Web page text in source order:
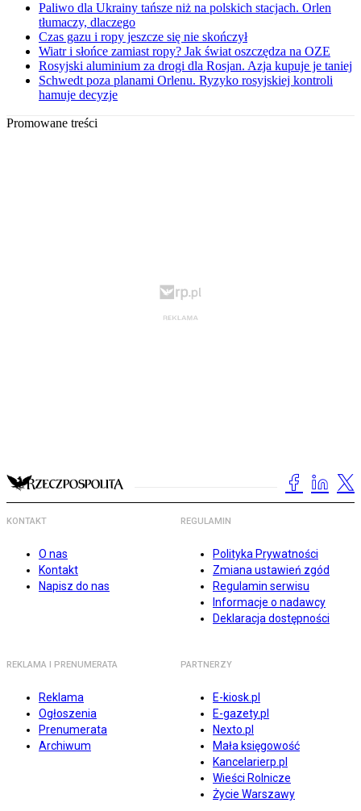
Paliwo dla Ukrainy tańsze niż na polskich stacjach. Orlen
tłumaczy, dlaczego
Czas gazu i ropy jeszcze się nie skończył
Wiatr i słońce zamiast ropy? Jak świat oszczędza na OZE
Rosyjski aluminium za drogi dla Rosjan. Azja kupuje je taniej
Schwedt poza planami Orlenu. Ryzyko rosyjskiej kontroli
hamuje decyzje
Promowane treści
KONTAKT
O nas
Kontakt
Napisz do nas
REGULAMIN
Polityka Prywatności
Zmiana ustawień zgód
Regulamin serwisu
Informacje o nadawcy
Deklaracja dostępności
REKLAMA I PRENUMERATA
Reklama
Ogłoszenia
Prenumerata
Archiwum
PARTNERZY
E-kiosk.pl
E-gazety.pl
Nexto.pl
Mała księgowość
Kancelarierp.pl
Wieści Rolnicze
Życie Warszawy